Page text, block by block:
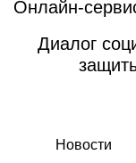
Онлайн-
Диалог
Новости